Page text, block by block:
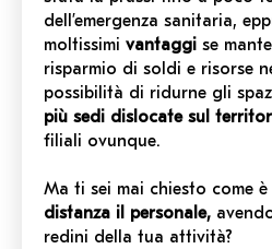
dell’emergenza sanitaria,
moltissimi vantaggi se
risparmio di soldi e risorse
possibilità di ridurne gli
più sedi dislocate sul
filiali ovunque.
Ma ti sei mai chiesto come è
distanza il personale,
redini della tua attività?